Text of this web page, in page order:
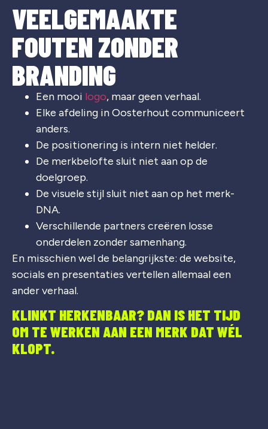
VEELGEMAAKTE
FOUTEN ZONDER
BRANDING
Een mooi logo, maar geen verhaal.
Elke afdeling in Oosterhout communiceert
anders.
De positionering is intern niet helder.
De merkbelofte sluit niet aan op de
doelgroep.
De visuele stijl sluit niet aan op het merk-
DNA.
Verschillende partners creëren losse
onderdelen zonder samenhang.
En misschien wel de belangrijkste: de website,
socials en presentaties vertellen allemaal een
ander verhaal.
KLINKT HERKENBAAR? DAN IS HET TIJD
OM TE WERKEN AAN EEN MERK DAT WÉL
KLOPT.